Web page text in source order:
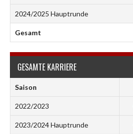
2024/2025 Hauptrunde
Gesamt
GESAMTE KARRIERE
Saison
2022/2023
2023/2024 Hauptrunde